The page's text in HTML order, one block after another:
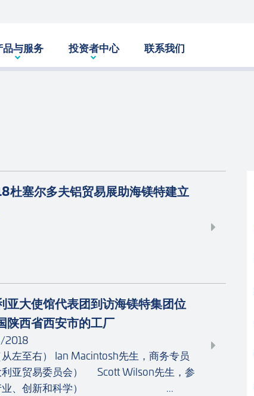
品与服务 投资者中心 联系我们
塞尔多夫铝贸易展助海镁特建立
亚大使馆代表团到访海镁特集团位
陕西省西安市的工厂
左至右） Ian Macintosh先生，商务专员
利亚贸易委员会） Scott Wilson先生，参
产业、创新和科学） ...